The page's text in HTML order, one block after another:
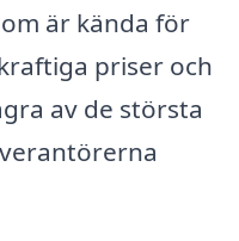
är kända för
priser och
av de största